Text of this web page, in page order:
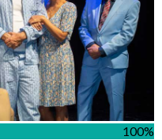
100%